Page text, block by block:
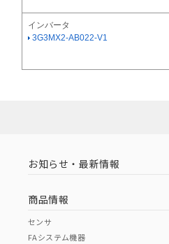
インバータ
3G3MX2-AB022-V1
お知らせ・最新情報
商品情報
センサ
FAシステム機器